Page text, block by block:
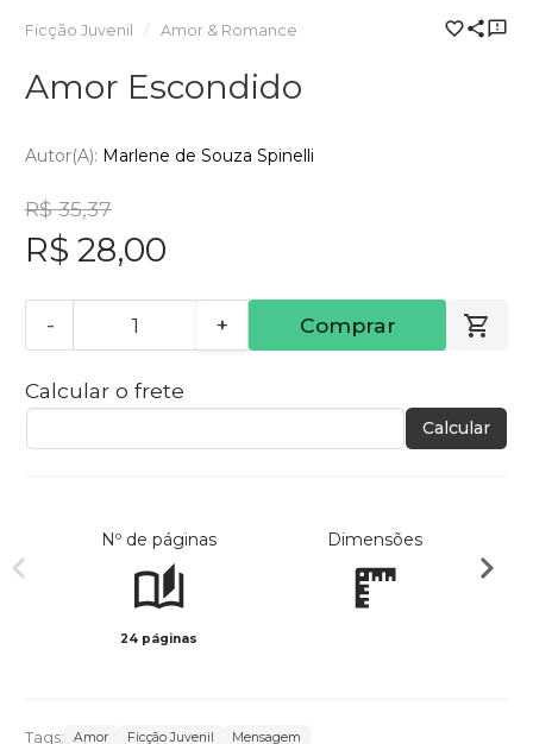
Ficção Juvenil Amor & Romance
Amor Escondido
Autor(a): Marlene de Souza Spinelli
R$ 35,37
R$ 28,00
- + Comprar
Calcular o frete
Calcular
Nº de páginas
24 páginas
Dimensões
Tags: Amor Ficção Juvenil Mensagem